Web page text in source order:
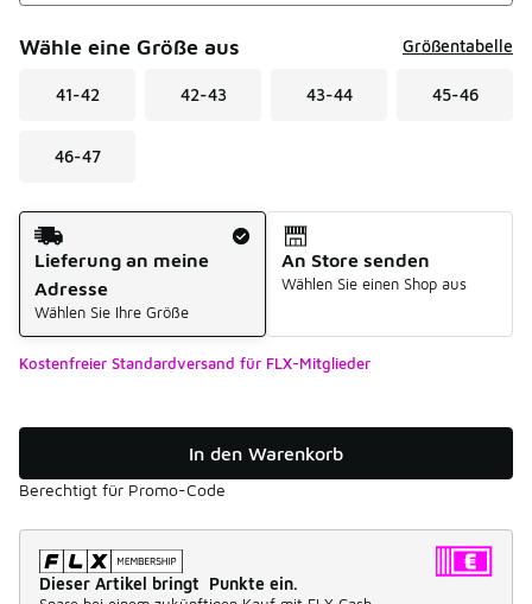
Wähle eine Größe aus Größentabelle
41-42 42-43 43-44 45-46
46-47
Versandart
Lieferung an meine
Adresse
Wählen Sie Ihre Größe
An Store senden
Wählen Sie einen Shop aus
Kostenfreier Standardversand für FLX-Mitglieder
In den Warenkorb
Berechtigt für Promo-Code
Dieser Artikel bringt Punkte ein.